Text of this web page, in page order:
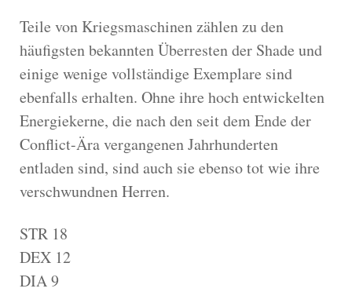
Teile von Kriegsmaschinen zählen zu den
häufigsten bekannten Überresten der Shade und
einige wenige vollständige Exemplare sind
ebenfalls erhalten. Ohne ihre hoch entwickelten
Energiekerne, die nach den seit dem Ende der
Conflict-Ära vergangenen Jahrhunderten
entladen sind, sind auch sie ebenso tot wie ihre
verschwundnen Herren.
STR 18
DEX 12
DIA 9